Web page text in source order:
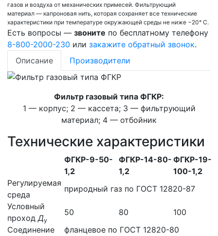
газов и воздуха от механических примесей. Фильтрующий
материал — капроновая нить, которая сохраняет все технические
характеристики при температуре окружающей среды не ниже −20° С.
Есть вопросы — звоните по бесплатному телефону
8-800-2000-230 или закажите обратный звонок.
Описание
Производители
Фильтр газовый типа ФГКР:
1 — корпус; 2 — кассета; 3 — фильтрующий
материал; 4 — отбойник
Технические характеристики
ФГКР-9-50-
1,2
ФГКР-14-80-
1,2
ФГКР-19-
100-1,2
Регулируемая
среда
природный газ по ГОСТ 12820-87
Условный
проходДу
50 80
100
Соединение
фланцевое по ГОСТ 12820-80